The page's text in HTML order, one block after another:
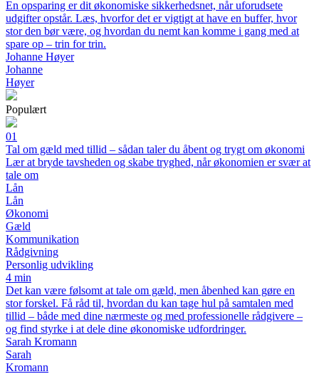
En opsparing er dit økonomiske sikkerhedsnet, når uforudsete
udgifter opstår. Læs, hvorfor det er vigtigt at have en buffer, hvor
stor den bør være, og hvordan du nemt kan komme i gang med at
spare op – trin for trin.
Johanne Høyer
Johanne
Høyer
Populært
01
Tal om gæld med tillid – sådan taler du åbent og trygt om økonomi
Lær at bryde tavsheden og skabe tryghed, når økonomien er svær at
tale om
Lån
Lån
Økonomi
Gæld
Kommunikation
Rådgivning
Personlig udvikling
4 min
Det kan være følsomt at tale om gæld, men åbenhed kan gøre en
stor forskel. Få råd til, hvordan du kan tage hul på samtalen med
tillid – både med dine nærmeste og med professionelle rådgivere –
og find styrke i at dele dine økonomiske udfordringer.
Sarah Kromann
Sarah
Kromann